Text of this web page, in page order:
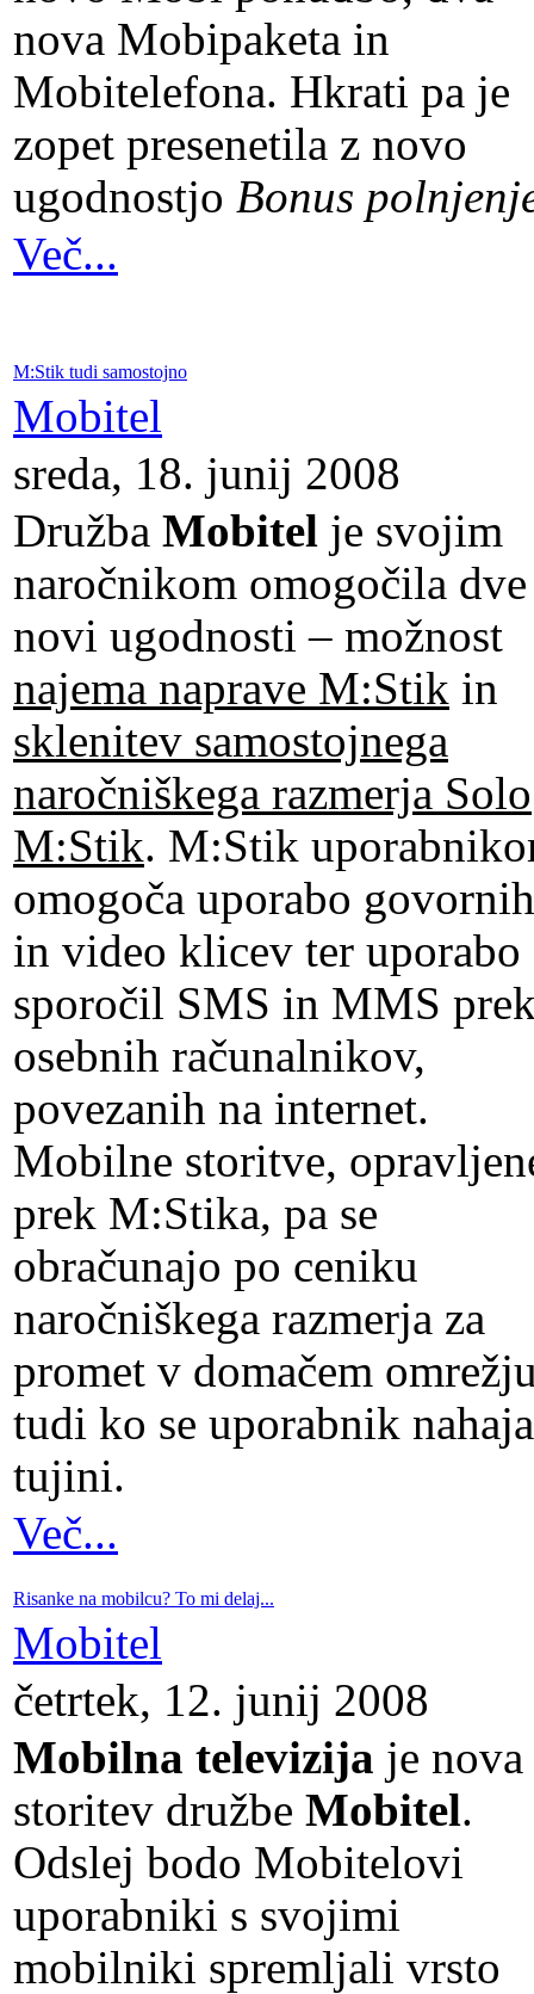
nova Mobipaketa in
Mobitelefona. Hkrati pa je
zopet presenetila z novo
ugodnostjo Bonus
Več...
M:Stik tudi samostojno
Mobitel
sreda, 18. junij 2008
Družba Mobitel je svojim
naročnikom omogočila dve
novi ugodnosti – možnost
najema naprave M:Stik in
sklenitev samostojnega
naročniškega razmerja Solo
M:Stik. M:Stik
omogoča uporabo govornih
in video klicev ter uporabo
sporočil SMS in MMS
osebnih računalnikov,
povezanih na internet.
Mobilne storitve,
prek M:Stika, pa se
obračunajo po ceniku
naročniškega razmerja za
promet v domačem
tudi ko se uporabnik
tujini.
Več...
Risanke na mobilcu? To mi delaj...
Mobitel
četrtek, 12. junij 2008
Mobilna televizija je nova
storitev družbe Mobitel.
Odslej bodo Mobitelovi
uporabniki s svojimi
mobilniki spremljali vrsto